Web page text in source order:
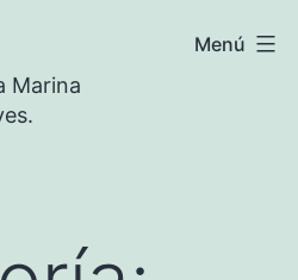
Marina
Menú